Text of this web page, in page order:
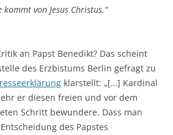
von Jesus Christus.“
an Papst Benedikt? Das scheint
des Erzbistums Berlin gefragt zu
klarstellt: „[…] Kardinal
er diesen freien und vor dem
Schritt bewundere. Dass man
des Papstes